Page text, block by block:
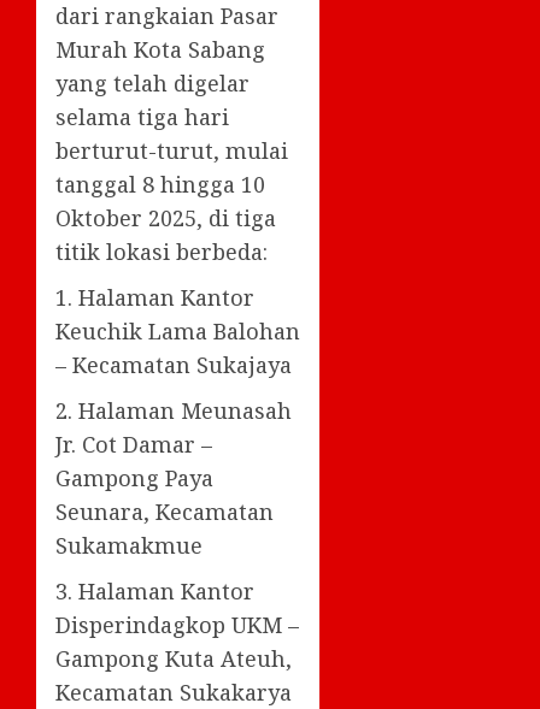
dari rangkaian Pasar
Murah Kota Sabang
yang telah digelar
selama tiga hari
berturut-turut, mulai
tanggal 8 hingga 10
Oktober 2025, di tiga
titik lokasi berbeda:
1. Halaman Kantor
Keuchik Lama Balohan
– Kecamatan Sukajaya
2. Halaman Meunasah
Jr. Cot Damar –
Gampong Paya
Seunara, Kecamatan
Sukamakmue
3. Halaman Kantor
Disperindagkop UKM –
Gampong Kuta Ateuh,
Kecamatan Sukakarya